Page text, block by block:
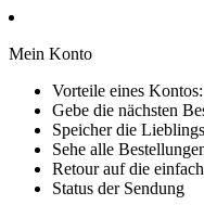
Mein Konto
Vorteile eines Kontos:
Gebe die nächsten
Speicher die
Sehe alle
Retour auf die
Status der Sendung